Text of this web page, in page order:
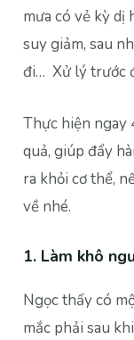
mưa có vẻ kỳ dị
suy giảm, sau
đi… Xử lý trước
Thực hiện ngay
quả, giúp đẩy
ra khỏi cơ thể,
về nhé.
1. Làm khô
Ngọc thấy có
mắc phải sau